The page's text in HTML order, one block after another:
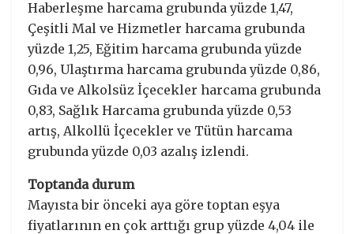
Haberleşme harcama grubunda yüzde 1,47,
Çeşitli Mal ve Hizmetler harcama grubunda
yüzde 1,25, Eğitim harcama grubunda yüzde
0,96, Ulaştırma harcama grubunda yüzde 0,86,
Gıda ve Alkolsüz İçecekler harcama grubunda
0,83, Sağlık Harcama grubunda yüzde 0,53
artış, Alkollü İçecekler ve Tütün harcama
grubunda yüzde 0,03 azalış izlendi.
Toptanda durum
Mayısta bir önceki aya göre toptan eşya
fiyatlarının en çok arttığı grup yüzde 4,04 ile